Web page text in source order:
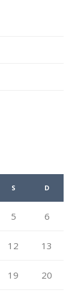
S D
5 6
12 13
19 20